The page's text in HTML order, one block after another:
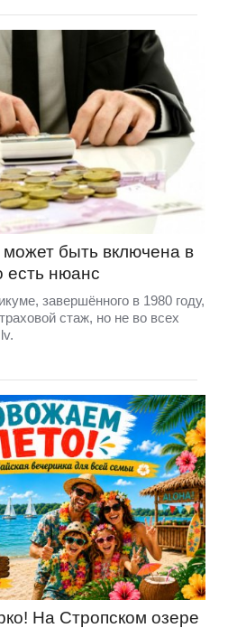
быть включена в
есть нюанс
завершённого в 1980 году,
стаж, но не во всех
На Стропском озере